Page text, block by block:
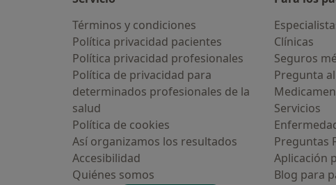
Términos y condiciones
Política privacidad pacientes
Política privacidad profesionales
Política de privacidad para
determinados profesionales de la
salud
Política de cookies
Así organizamos los resultados
Accesibilidad
Quiénes somos
Clínicas
Seguros
Pregunta
Servicios
Preguntas
Aplicación
Blog para